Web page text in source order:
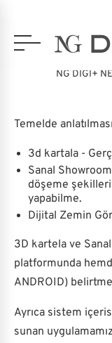
NG DIGI+
Temelde
3d kartala -
Sanal
döşeme
yapabilme.
Dijital Zemin
3D kartela ve
platformunda
ANDROID)
Ayrıca sistem
sunan